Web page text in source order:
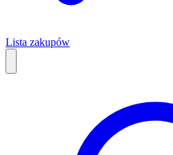
Lista zakupów